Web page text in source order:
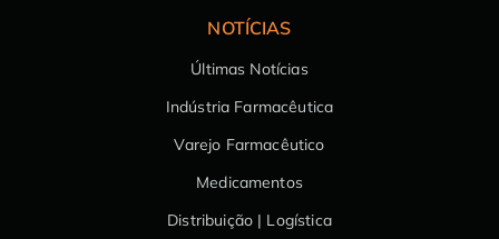
NOTÍCIAS
Últimas Notícias
Indústria Farmacêutica
Varejo Farmacêutico
Medicamentos
Distribuição | Logística